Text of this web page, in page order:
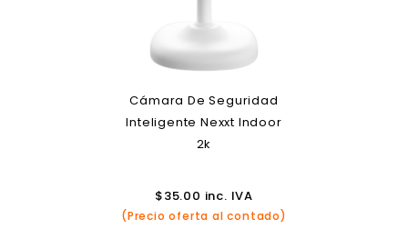
Cámara De Seguridad
Inteligente Nexxt Indoor
2k
$35.00 inc. IVA
(Precio oferta al contado)